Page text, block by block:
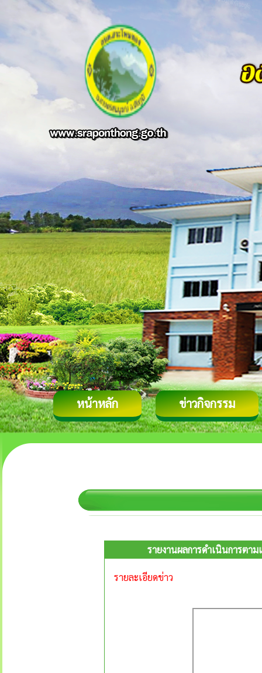
หน้าหลัก ข่าวกิจกรรม
รายงานผลการดำเนินการต
รายละเอียดข่าว